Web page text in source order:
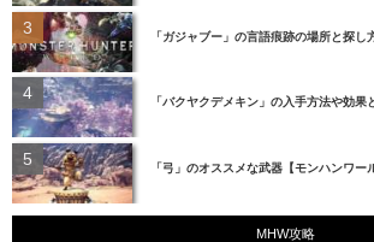
「ガジャブー」の言語痕跡の場所と探し
「バクヤクデメキン」の入手方法や効
「弓」のオススメな武器【モンハンワー
MHW攻略